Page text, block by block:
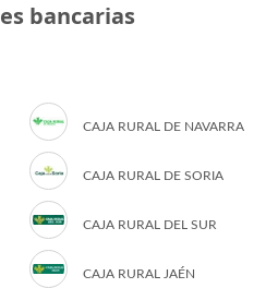
bancarias
CAJA RURAL DE NAVARRA
CAJA RURAL DE SORIA
CAJA RURAL DEL SUR
CAJA RURAL JAÉN